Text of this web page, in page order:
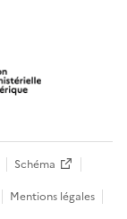
Schéma
Mentions légales